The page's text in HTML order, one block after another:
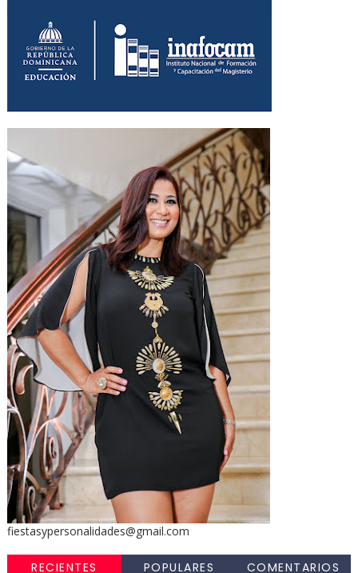
fiestasypersonalidades@gmail.com
RECIENTES POPULARES COMENTARIOS